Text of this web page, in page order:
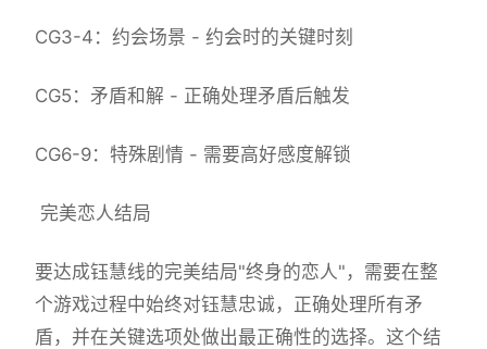
CG3-4：约会场景 - 约会时的关键时刻
CG5：矛盾和解 - 正确处理矛盾后触发
CG6-9：特殊剧情 - 需要高好感度解锁
完美恋人结局
要达成钰慧线的完美结局"终身的恋人"，需要在整
个游戏过程中始终对钰慧忠诚，正确处理所有矛
盾，并在关键选项处做出最正确性的选择。这个结